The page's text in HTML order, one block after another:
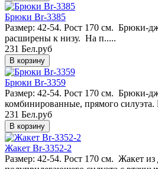
Брюки Br-3385
Размер: 42-54. Рост 170 см. Брюки-
расширены к низу. На п.....
231 Бел.руб
Брюки Br-3359
Размер: 42-54. Рост 170 см. Брюки-
комбинированные, прямого силуэта.
231 Бел.руб
Жакет Br-3352-2
Размер: 42-54. Рост 170 см. Жакет